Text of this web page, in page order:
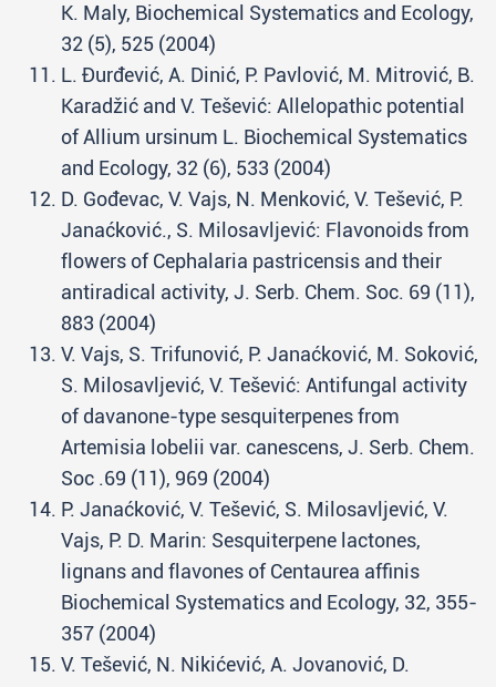
K. Maly, Biochemical Systematics and Ecology,
32 (5), 525 (2004)
L. Đurđević, A. Dinić, P. Pavlović, M. Mitrović, B.
Karadžić and V. Tešević: Allelopathic potential
of Allium ursinum L. Biochemical Systematics
and Ecology, 32 (6), 533 (2004)
D. Gođevac, V. Vajs, N. Menković, V. Tešević, P.
Janaćković., S. Milosavljević: Flavonoids from
flowers of Cephalaria pastricensis and their
antiradical activity, J. Serb. Chem. Soc. 69 (11),
883 (2004)
V. Vajs, S. Trifunović, P. Janaćković, M. Soković,
S. Milosavljević, V. Tešević: Antifungal activity
of davanone-type sesquiterpenes from
Artemisia lobelii var. canescens, J. Serb. Chem.
Soc .69 (11), 969 (2004)
P. Janaćković, V. Tešević, S. Milosavljević, V.
Vajs, P. D. Marin: Sesquiterpene lactones,
lignans and flavones of Centaurea affinis
Biochemical Systematics and Ecology, 32, 355-
357 (2004)
V. Tešević, N. Nikićević, A. Jovanović, D.